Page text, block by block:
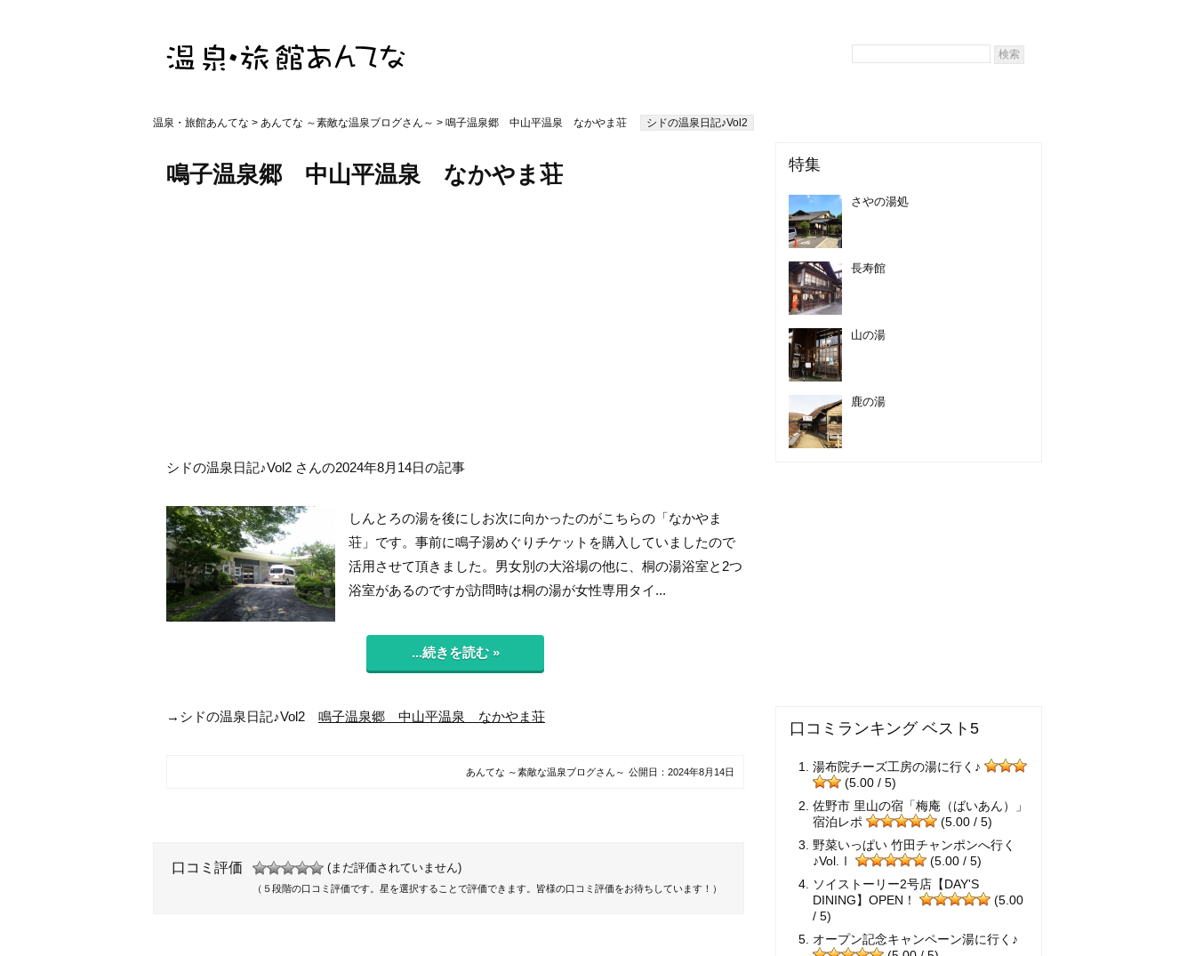
温泉・旅館あんてな > あんてな ～素敵な温泉ブログさん～ > 鳴子温泉郷 中山平温泉 なかやま荘 シドの温泉日記♪Vol2
鳴子温泉郷 中山平温泉 なかやま荘
シドの温泉日記♪Vol2 さんの2024年8月14日の記事
しんとろの湯を後にしお次に向かったのがこちらの「なかやま
荘」です。事前に鳴子湯めぐりチケットを購入していましたので
活用させて頂きました。男女別の大浴場の他に、桐の湯浴室と2つ
浴室があるのですが訪問時は桐の湯が女性専用タイ...
...続きを読む »
→シドの温泉日記♪Vol2 鳴子温泉郷 中山平温泉 なかやま荘
あんてな ～素敵な温泉ブログさん～ 公開日： 2024年8月14日
口コミ評価 (まだ評価されていません)
（５段階の口コミ評価です。星を選択することで評価できます。皆様の口コミ評価をお待ちしています！）
特集
さやの湯処
長寿館
山の湯
鹿の湯
口コミランキング ベスト5
湯布院チーズ工房の湯に行く♪
(5.00 / 5)
佐野市 里山の宿「梅庵（ばいあん）」
宿泊レポ
(5.00 / 5)
野菜いっぱい 竹田チャンポンへ行く
♪Vol.Ⅰ
(5.00 / 5)
ソイストーリー2号店【DAY'S
DINING】OPEN！
(5.00
/ 5)
オープン記念キャンペーン湯に行く♪